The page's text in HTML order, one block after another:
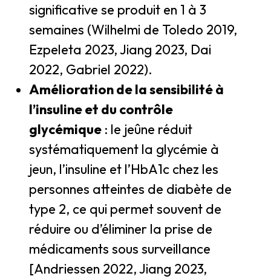
significative se produit en 1 à 3
semaines (Wilhelmi de Toledo 2019,
Ezpeleta 2023, Jiang 2023, Dai
2022, Gabriel 2022).
Amélioration de la sensibilité à
l’insuline et du contrôle
glycémique : le jeûne réduit
systématiquement la glycémie à
jeun, l’insuline et l’HbA1c chez les
personnes atteintes de diabète de
type 2, ce qui permet souvent de
réduire ou d’éliminer la prise de
médicaments sous surveillance
[Andriessen 2022, Jiang 2023,